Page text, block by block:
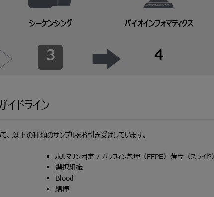
シーケンシング
3
バイオインフォマティクス
4
ドライン
、以下の種類のサンプルをお引き受けしています。
ホルマリン固定 / パラフィン包埋（FFPE）薄片（スライド）
選択組織
Blood
綿棒